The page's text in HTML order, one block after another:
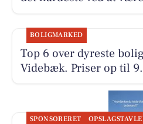
BOLIGMARKED
Top 6 over dyreste
Videbæk. Priser op til
SPONSORERET